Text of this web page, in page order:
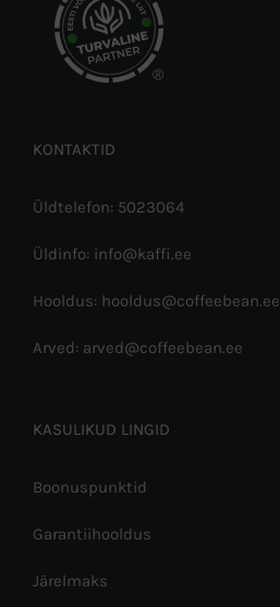
®
KONTAKTID
Üldtelefon: 5023064
Üldinfo: info@kaffi.ee
Hooldus: hooldus@coffeebean.ee
Arved: arved@coffeebean.ee
KASULIKUD LINGID
Boonuspunktid
Garantiihooldus
Järelmaks